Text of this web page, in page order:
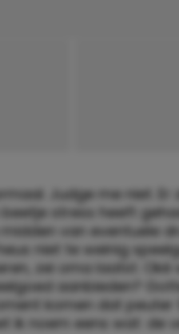
Judge me niet.
stress heeft
midden van eventuele
niet te weinig
zei oma laatst.
aanbieden?
komen dat peuter
ik noem eens wat: de